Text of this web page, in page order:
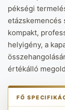
pékségi
etázskemencés
kompakt,
helyigény, a
értékálló
FŐ